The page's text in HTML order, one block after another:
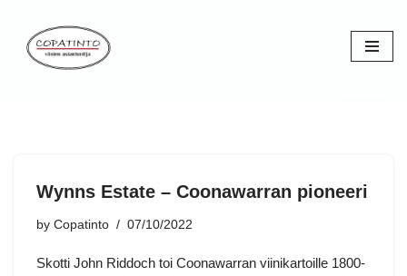
Skip
Wynns Estate – Coonawarran pioneeri
by Copatinto 07/10/2022
Skotti John Riddoch toi Coonawarran viinikartoille 1800-